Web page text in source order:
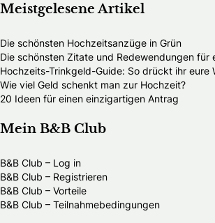
Meistgelesene Artikel
Die schönsten Hochzeitsanzüge in Grün
Die schönsten Zitate und Redewendungen für
Hochzeits-Trinkgeld-Guide: So drückt ihr eure
Wie viel Geld schenkt man zur Hochzeit?
20 Ideen für einen einzigartigen Antrag
Mein B&B Club
B&B Club – Log in
B&B Club – Registrieren
B&B Club – Vorteile
B&B Club – Teilnahmebedingungen